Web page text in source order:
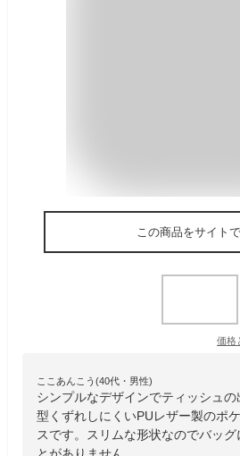
この商品をサイト
価格
ここあんこう(40代・男性)
シンプルなデザインでティッシュの
型くずれしにくいPUレザー製のポ
スです。スリムな形状なのでバッグ